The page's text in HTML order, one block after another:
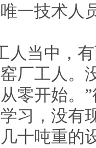
一技术人
人当中，
厂工人。
零开始。
习，没有
十吨重的